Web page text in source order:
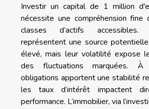
Investir un capital de 1 million
nécessite une compréhension fine
classes d’actifs
représentent une source
élevé, mais leur volatilité expose
des fluctuations marquées. À
obligations apportent une stabilité
les taux d’intérêt impactent
performance. L’immobilier, via